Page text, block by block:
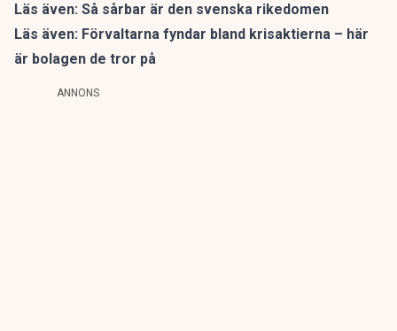
Läs även: Så sårbar är den svenska rikedomen
Läs även: Förvaltarna fyndar bland krisaktierna – här
är bolagen de tror på
ANNONS